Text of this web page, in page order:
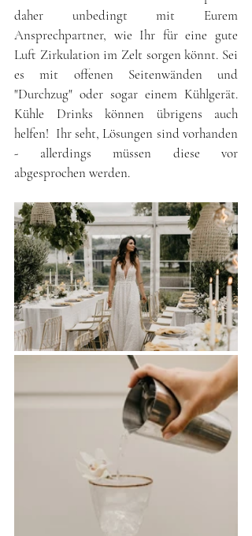
daher unbedingt mit Eurem
Ansprechpartner, wie Ihr für eine gute
Luft Zirkulation im Zelt sorgen könnt. Sei
es mit offenen Seitenwänden und
"Durchzug" oder sogar einem Kühlgerät.
Kühle Drinks können übrigens auch
helfen!  Ihr seht, Lösungen sind vorhanden
- allerdings müssen diese vor
abgesprochen werden.